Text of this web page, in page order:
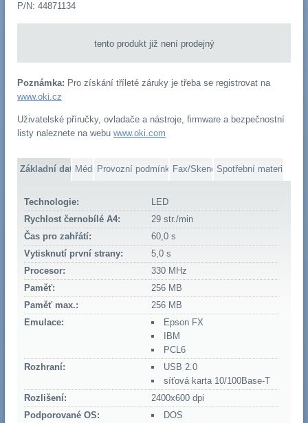
P/N: 44871134
tento produkt již není prodejný
Poznámka: Pro získání tříleté záruky je třeba se registrovat na
www.oki.cz
Uživatelské příručky, ovladače a nástroje, firmware a bezpečnostní
listy naleznete na webu www.oki.com
Základní dataMédiaProvozní podmínkyFax/SkenerSpotřební materiál
Technologie:
LED
Rychlost černobílé A4:
29 str./min
Čas pro zahřátí:
60,0 s
Vytisknutí první strany:
5,0 s
Procesor:
330 MHz
Paměť:
256 MB
Paměť max.:
256 MB
Emulace:
Epson FX
IBM
PCL6
Rozhraní:
USB 2.0
síťová karta 10/100Base-T
Rozlišení:
2400x600 dpi
Podporované OS:
DOS